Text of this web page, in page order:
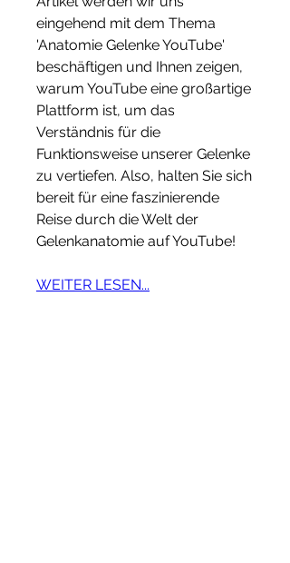
eingehend mit dem Thema
'Anatomie Gelenke YouTube'
beschäftigen und Ihnen zeigen,
warum YouTube eine großartige
Plattform ist, um das
Verständnis für die
Funktionsweise unserer Gelenke
zu vertiefen. Also, halten Sie sich
bereit für eine faszinierende
Reise durch die Welt der
Gelenkanatomie auf YouTube!
WEITER LESEN...